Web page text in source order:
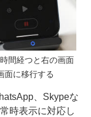
間経つと右の画面
面に移行する
、Skypeな
時表示に対応し